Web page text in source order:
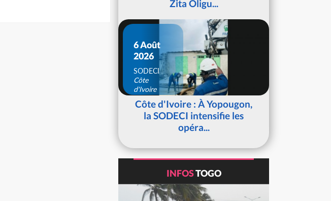
Zita Oligu...
6 Août
2026
SODECI
Côte
d'Ivoire
Côte d'Ivoire : À Yopougon,
la SODECI intensifie les
opéra...
INFOSTOGO